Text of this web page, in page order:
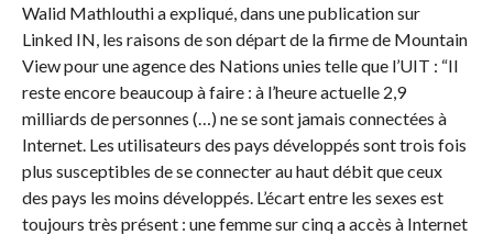
Walid Mathlouthi a expliqué, dans une publication sur
Linked IN, les raisons de son départ de la firme de Mountain
View pour une agence des Nations unies telle que l’UIT : “Il
reste encore beaucoup à faire : à l’heure actuelle 2,9
milliards de personnes (…) ne se sont jamais connectées à
Internet. Les utilisateurs des pays développés sont trois fois
plus susceptibles de se connecter au haut débit que ceux
des pays les moins développés. L’écart entre les sexes est
toujours très présent : une femme sur cinq a accès à Internet